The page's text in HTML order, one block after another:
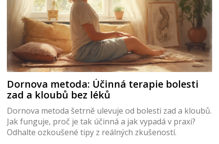
Dornova metoda: Účinná terapie bolesti
zad a kloubů bez léků
Dornova metoda šetrně ulevuje od bolesti zad a kloubů.
Jak funguje, proč je tak účinná a jak vypadá v praxi?
Odhalte ozkoušené tipy z reálných zkušeností.